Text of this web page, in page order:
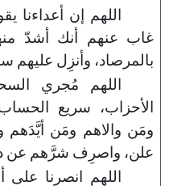
اللهم إن أعداءنا
غاب عنهم أنك أشدّ
بالمرصاد، وأنزِل
اللهم مُجري
الأحزاب، سريع
ومَن والاهم ومَن
علن، واصرِف شرَّهم عن
اللهم انصرنا على